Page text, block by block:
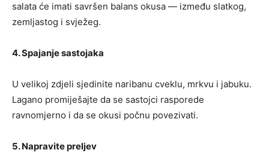
salata će imati savršen balans okusa — između slatkog,
zemljastog i svježeg.
4. Spajanje sastojaka
U velikoj zdjeli sjedinite naribanu cveklu, mrkvu i jabuku.
Lagano promiješajte da se sastojci rasporede
ravnomjerno i da se okusi počnu povezivati.
5. Napravite preljev